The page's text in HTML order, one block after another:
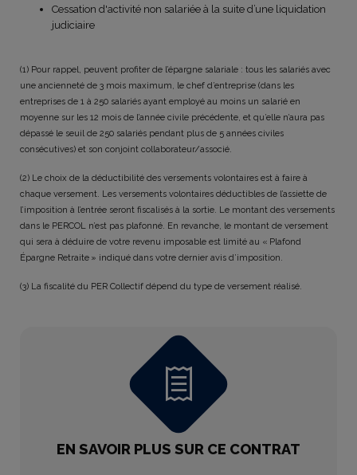
Cessation d'activité non salariée à la suite d’une liquidation
judiciaire
(1) Pour rappel, peuvent profiter de l’épargne salariale : tous les salariés avec
une ancienneté de 3 mois maximum, le chef d’entreprise (dans les
entreprises de 1 à 250 salariés ayant employé au moins un salarié en
moyenne sur les 12 mois de l’année civile précédente, et qu’elle n’aura pas
dépassé le seuil de 250 salariés pendant plus de 5 années civiles
consécutives) et son conjoint collaborateur/associé.
(2) Le choix de la déductibilité des versements volontaires est à faire à
chaque versement. Les versements volontaires déductibles de l’assiette de
l’imposition à l’entrée seront fiscalisés à la sortie. Le montant des versements
dans le PERCOL n’est pas plafonné. En revanche, le montant de versement
qui sera à déduire de votre revenu imposable est limité au « Plafond
Épargne Retraite » indiqué dans votre dernier avis d’imposition.
(3) La fiscalité du PER Collectif dépend du type de versement réalisé.
EN SAVOIR PLUS SUR CE CONTRAT